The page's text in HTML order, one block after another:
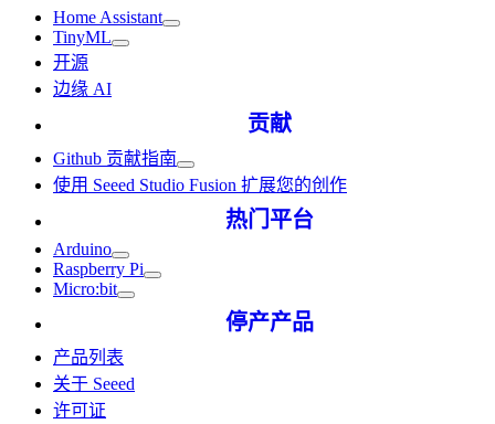
Home Assistant
TinyML
开源
边缘 AI
贡献
Github 贡献指南
使用 Seeed Studio Fusion 扩展您的创作
热门平台
Arduino
Raspberry Pi
Micro:bit
停产产品
产品列表
关于 Seeed
许可证